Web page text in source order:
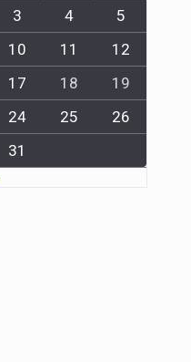
3 4
5
10 11
12
17 18
19
24 25
26
31